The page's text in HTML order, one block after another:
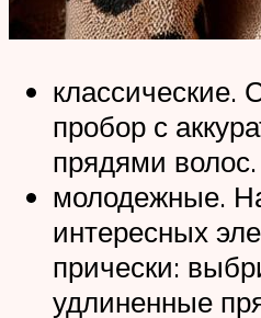
классические.
пробор с
прядями волос.
молодежные.
интересных
прически:
удлиненные